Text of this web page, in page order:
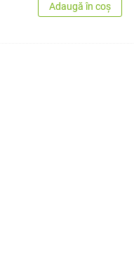
Adaugă în coș